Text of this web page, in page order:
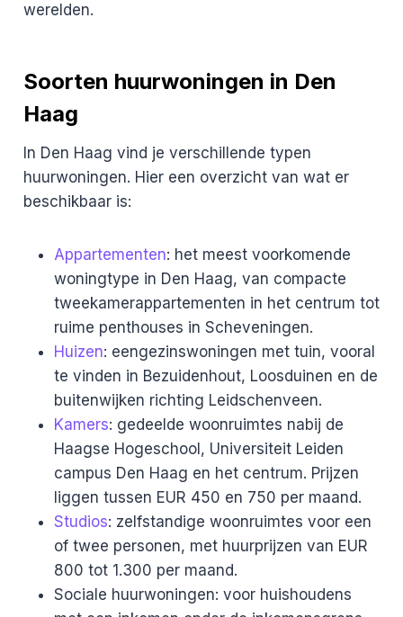
werelden.
Soorten huurwoningen in Den
Haag
In Den Haag vind je verschillende typen
huurwoningen. Hier een overzicht van wat er
beschikbaar is:
Appartementen: het meest voorkomende
woningtype in Den Haag, van compacte
tweekamerappartementen in het centrum tot
ruime penthouses in Scheveningen.
Huizen: eengezinswoningen met tuin, vooral
te vinden in Bezuidenhout, Loosduinen en de
buitenwijken richting Leidschenveen.
Kamers: gedeelde woonruimtes nabij de
Haagse Hogeschool, Universiteit Leiden
campus Den Haag en het centrum. Prijzen
liggen tussen EUR 450 en 750 per maand.
Studios: zelfstandige woonruimtes voor een
of twee personen, met huurprijzen van EUR
800 tot 1.300 per maand.
Sociale huurwoningen: voor huishoudens